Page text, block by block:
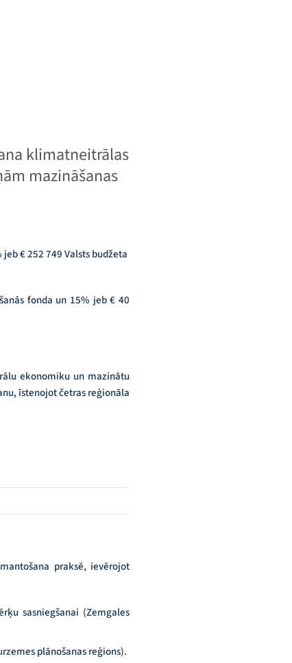
klimatneitrālas
mazināšanas
€ 252 749 Valsts budžeta
fonda un 15% jeb € 40
ekonomiku un mazinātu
īstenojot četras reģionāla
praksē, ievērojot
sasniegšanai (Zemgales
plānošanas reģions).